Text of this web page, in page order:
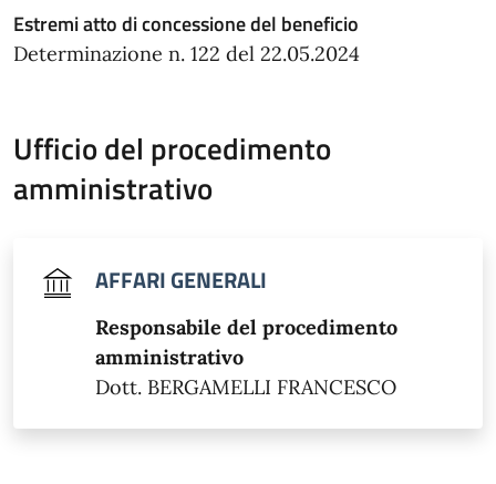
Estremi atto di concessione del beneficio
Determinazione n. 122 del 22.05.2024
Ufficio del procedimento
amministrativo
AFFARI GENERALI
Responsabile del procedimento
amministrativo
Dott. BERGAMELLI FRANCESCO